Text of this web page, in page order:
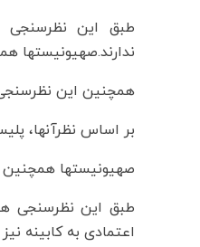
طبق این نظرسنجی
ندارند.صهیونیستها
همچنین این نظرسنجی
بر اساس نظرآنها،
صهیونیستها همچنین
طبق این نظرسنجی
اعتمادی به کابینه